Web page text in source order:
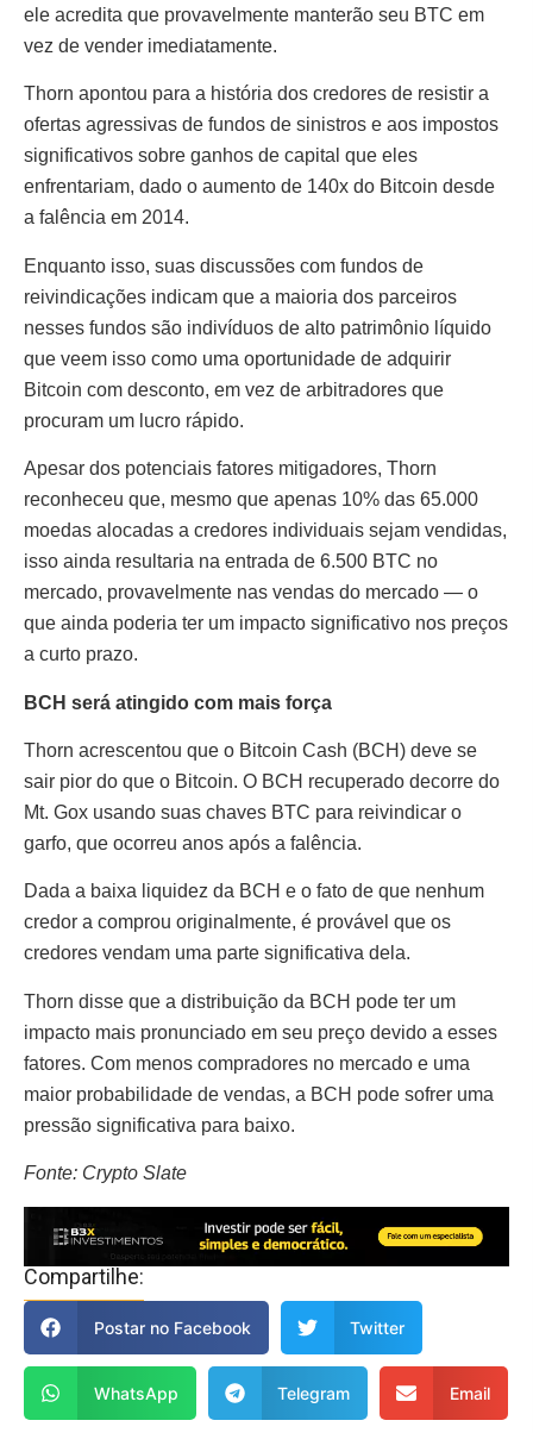
ele acredita que provavelmente manterão seu BTC em
vez de vender imediatamente.
Thorn apontou para a história dos credores de resistir a
ofertas agressivas de fundos de sinistros e aos impostos
significativos sobre ganhos de capital que eles
enfrentariam, dado o aumento de 140x do Bitcoin desde
a falência em 2014.
Enquanto isso, suas discussões com fundos de
reivindicações indicam que a maioria dos parceiros
nesses fundos são indivíduos de alto patrimônio líquido
que veem isso como uma oportunidade de adquirir
Bitcoin com desconto, em vez de arbitradores que
procuram um lucro rápido.
Apesar dos potenciais fatores mitigadores, Thorn
reconheceu que, mesmo que apenas 10% das 65.000
moedas alocadas a credores individuais sejam vendidas,
isso ainda resultaria na entrada de 6.500 BTC no
mercado, provavelmente nas vendas do mercado — o
que ainda poderia ter um impacto significativo nos preços
a curto prazo.
BCH será atingido com mais força
Thorn acrescentou que o Bitcoin Cash (BCH) deve se
sair pior do que o Bitcoin. O BCH recuperado decorre do
Mt. Gox usando suas chaves BTC para reivindicar o
garfo, que ocorreu anos após a falência.
Dada a baixa liquidez da BCH e o fato de que nenhum
credor a comprou originalmente, é provável que os
credores vendam uma parte significativa dela.
Thorn disse que a distribuição da BCH pode ter um
impacto mais pronunciado em seu preço devido a esses
fatores. Com menos compradores no mercado e uma
maior probabilidade de vendas, a BCH pode sofrer uma
pressão significativa para baixo.
Fonte: Crypto Slate
Compartilhe:
Postar no Facebook Twitter
WhatsApp Telegram Email